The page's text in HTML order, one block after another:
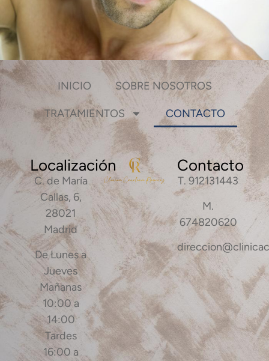
INICIO SOBRE NOSOTROS
TRATAMIENTOS CONTACTO
Localización
C. de María
Callas, 6,
28021
Madrid
De Lunes a
Jueves
Mañanas
10:00 a
14:00
Tardes
16:00 a
Contacto
T. 912131443
M.
674820620